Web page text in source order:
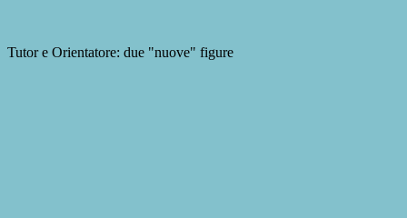
Tutor e Orientatore: due "nuove" figure